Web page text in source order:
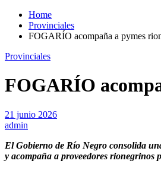
Home
Provinciales
FOGARÍO acompaña a pymes
Provinciales
FOGARÍO
21 junio 2026
admin
El Gobierno de Río Negro consolida
y acompaña a proveedores rionegrinos